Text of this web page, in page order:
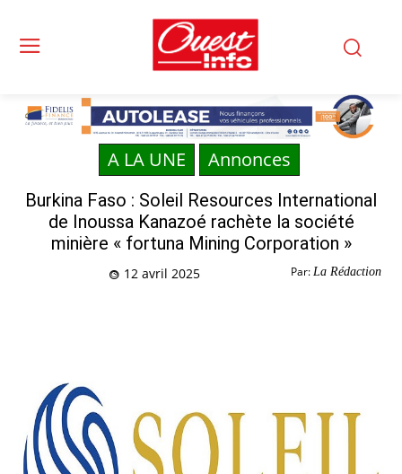
A LA UNE Annonces
Burkina Faso : Soleil Resources International
de Inoussa Kanazoé rachète la société
minière « fortuna Mining Corporation »
Par: La Rédaction
12 avril 2025